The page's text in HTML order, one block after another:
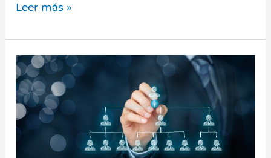
Leer más »
Agotamiento
del
liderazgo:
Cuando
gestionar